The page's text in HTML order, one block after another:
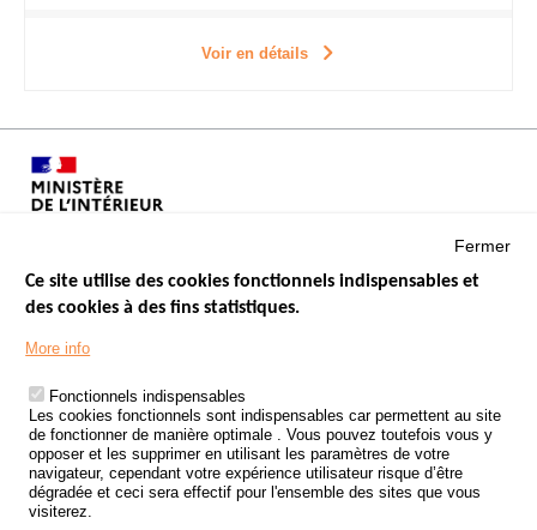
Voir en détails
Menu
Footer
LES SITES PUBLICS
ÉTAT DE L’INSÉCURITÉ ROUTIÈRE
TRAITEMENT DES DONNÉES PERSONNELLES DES ACCIDENTS DE
LA ROUTE
ETUDES ET RECHERCHES
APPEL À PROJETS
Fermer
Ce site utilise des cookies fonctionnels indispensables et
des cookies à des fins statistiques.
More info
Fonctionnels indispensables
Les cookies fonctionnels sont indispensables car permettent au site
de fonctionner de manière optimale . Vous pouvez toutefois vous y
opposer et les supprimer en utilisant les paramètres de votre
navigateur, cependant votre expérience utilisateur risque d’être
dégradée et ceci sera effectif pour l'ensemble des sites que vous
visiterez.